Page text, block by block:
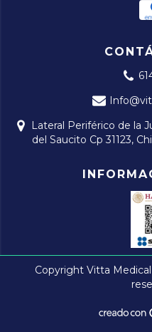
Lateral Periférico de la
del Saucito Cp 31123,
Copyright Vitta